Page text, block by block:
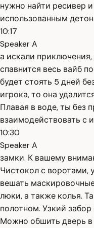
нужно найти ресивер
использованным
10:17
Speaker A
а искали
спавнится весь вайб
будет стоять 5 дней
игрока, то она
Плавая в воде, ты без
взаимодействовать с
10:30
Speaker A
замки. К вашему
Чистокол с воротами,
вешать
люки, а также колья.
полотном. Узкий
Можно обшить дверь в